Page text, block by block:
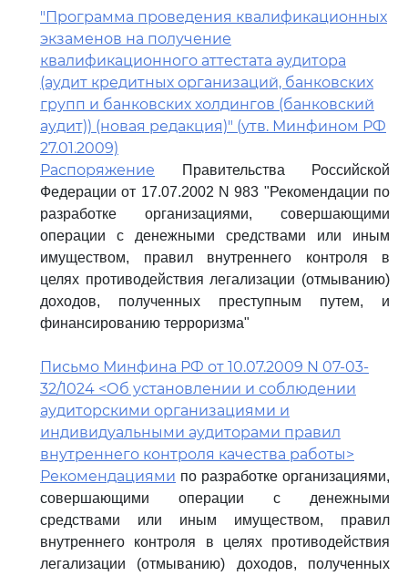
"Программа проведения квалификационных
экзаменов на получение
квалификационного аттестата аудитора
(аудит кредитных организаций, банковских
групп и банковских холдингов (банковский
аудит)) (новая редакция)" (утв. Минфином РФ
27.01.2009)
Распоряжение Правительства Российской
Федерации от 17.07.2002 N 983 "Рекомендации по
разработке организациями, совершающими
операции с денежными средствами или иным
имуществом, правил внутреннего контроля в
целях противодействия легализации (отмыванию)
доходов, полученных преступным путем, и
финансированию терроризма"
Письмо Минфина РФ от 10.07.2009 N 07-03-
32/1024 <Об установлении и соблюдении
аудиторскими организациями и
индивидуальными аудиторами правил
внутреннего контроля качества работы>
Рекомендациями по разработке организациями,
совершающими операции с денежными
средствами или иным имуществом, правил
внутреннего контроля в целях противодействия
легализации (отмыванию) доходов, полученных